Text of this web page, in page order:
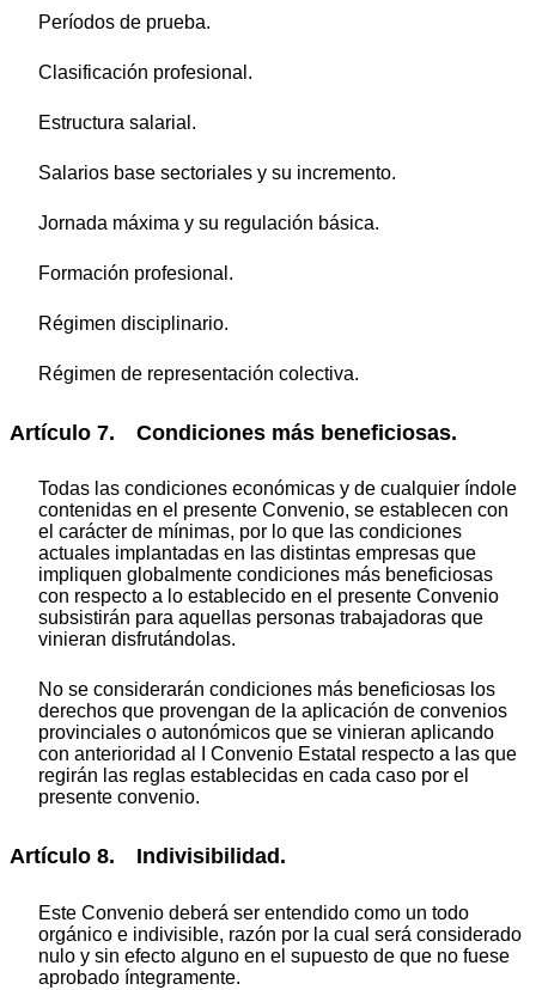
Períodos de prueba.
Clasificación profesional.
Estructura salarial.
Salarios base sectoriales y su incremento.
Jornada máxima y su regulación básica.
Formación profesional.
Régimen disciplinario.
Régimen de representación colectiva.
Artículo 7. Condiciones más beneficiosas.
Todas las condiciones económicas y de cualquier índole
contenidas en el presente Convenio, se establecen con
el carácter de mínimas, por lo que las condiciones
actuales implantadas en las distintas empresas que
impliquen globalmente condiciones más beneficiosas
con respecto a lo establecido en el presente Convenio
subsistirán para aquellas personas trabajadoras que
vinieran disfrutándolas.
No se considerarán condiciones más beneficiosas los
derechos que provengan de la aplicación de convenios
provinciales o autonómicos que se vinieran aplicando
con anterioridad al I Convenio Estatal respecto a las que
regirán las reglas establecidas en cada caso por el
presente convenio.
Artículo 8. Indivisibilidad.
Este Convenio deberá ser entendido como un todo
orgánico e indivisible, razón por la cual será considerado
nulo y sin efecto alguno en el supuesto de que no fuese
aprobado íntegramente.